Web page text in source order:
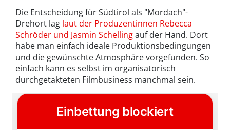
Die Entscheidung für Südtirol als "Mordach"-
Drehort lag laut der Produzentinnen Rebecca
Schröder und Jasmin Schellingauf der Hand. Dort
habe man einfach ideale Produktionsbedingungen
und die gewünschte Atmosphäre vorgefunden. So
einfach kann es selbst im organisatorisch
durchgetakteten Filmbusiness manchmal sein.